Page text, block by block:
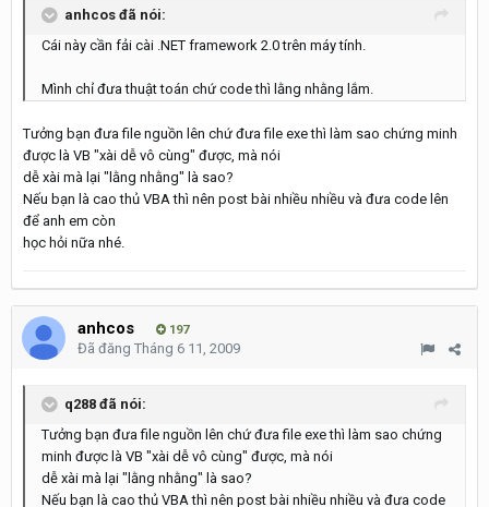
anhcos đã nói:
Cái này cần fải cài .NET framework 2.0 trên máy tính.
Mình chỉ đưa thuật toán chứ code thì lằng nhằng lắm.
Tưởng bạn đưa file nguồn lên chứ đưa file exe thì làm sao chứng minh
được là VB "xài dễ vô cùng" được, mà nói
dễ xài mà lại "lằng nhằng" là sao?
Nếu bạn là cao thủ VBA thì nên post bài nhiều nhiều và đưa code lên
để anh em còn
học hỏi nữa nhé.
anhcos 197
Đã đăng Tháng 6 11, 2009
q288 đã nói:
Tưởng bạn đưa file nguồn lên chứ đưa file exe thì làm sao chứng
minh được là VB "xài dễ vô cùng" được, mà nói
dễ xài mà lại "lằng nhằng" là sao?
Nếu bạn là cao thủ VBA thì nên post bài nhiều nhiều và đưa code